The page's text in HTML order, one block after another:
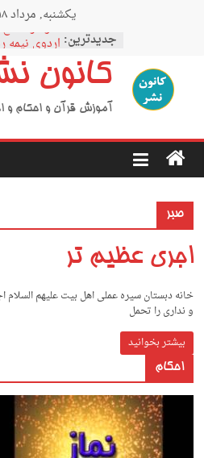
یکشنبه, مرداد ۱۸, ۱۴۰۵
جدیدترین:
نمودار
اردوی نیمه
اردوی نیمه
اردوی غدیر
اردوی محرم
کانون
آموزش قرآن و احکام و
صبر
اجری عظیم تر
خانه دبستان سیره عملی اهل بیت علیهم
و ﻧﺪارى را ﺗﺤﻤﻞ
بیشتر بخوانید
احکام